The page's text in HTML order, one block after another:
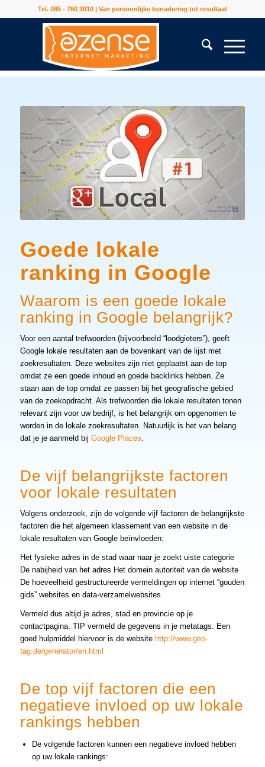
Tel. 085 - 760 3010 | Van persoonlijke benadering tot resultaat
Goede lokale
ranking in Google
Waarom is een goede lokale
ranking in Google belangrijk?
Voor een aantal trefwoorden (bijvoorbeeld “loodgieters”), geeft
Google lokale resultaten aan de bovenkant van de lijst met
zoekresultaten. Deze websites zijn niet geplaatst aan de top
omdat ze een goede inhoud en goede backlinks hebben. Ze
staan aan de top omdat ze passen bij het geografische gebied
van de zoekopdracht. Als trefwoorden die lokale resultaten tonen
relevant zijn voor uw bedrijf, is het belangrijk om opgenomen te
worden in de lokale zoekresultaten. Natuurlijk is het van belang
dat je je aanmeld bij Google Places
De vijf belangrijkste factoren
voor lokale resultaten
Volgens onderzoek, zijn de volgende vijf factoren de belangrijkste
factoren die het algemeen klassement van een website in de
lokale resultaten van Google beïnvloeden:
Het fysieke adres in de stad waar naar je zoekt uiste categorie
De nabijheid van het adres Het domein autoriteit van de website
De hoeveelheid gestructureerde vermeldingen op internet “gouden
gids” websites en data-verzamelwebsites
Vermeld dus altijd je adres, stad en provincie op je
contactpagina. TIP vermeld de gegevens in je metatags. Een
goed hulpmiddel hiervoor is de website http://www.geo-
tag.de/generator/en.html
De top vijf factoren die een
negatieve invloed op uw lokale
rankings hebben
De volgende factoren kunnen een negatieve invloed hebben
op uw lokale rankings: